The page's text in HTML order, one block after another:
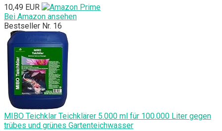
10,49 EUR
Bei Amazon ansehen
Bestseller Nr. 16
MIBO Teichklar Teichklärer 5.000 ml für 100.000 Liter gegen
trübes und grünes Gartenteichwasser